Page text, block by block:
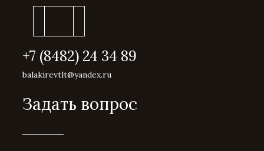
+7 (8482) 24 34 89
balakirevtlt@yandex.ru
Задать вопрос